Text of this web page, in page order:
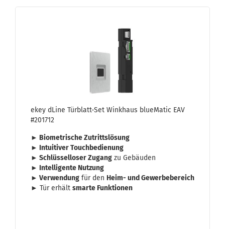
ekey dLine Türblatt-​​Set Wink­haus blue­Ma­tic EAV
#201712
► Bio­me­tri­sche Zu­tritts­lö­sung
► In­tui­ti­ver Touch­be­die­nung
► Schlüs­sel­lo­ser Zu­gang zu Ge­bäu­den
► In­tel­li­gen­te Nut­zung
► Ver­wen­dung für den Heim- und Ge­wer­be­be­reich
► Tür er­hält smar­te Funk­tio­nen